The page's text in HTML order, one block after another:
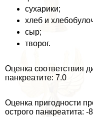
сухарики;
хлеб и
сыр;
творог.
Оценка соответствия
панкреатите: 7.0
Оценка пригодности
острого панкреатита: -